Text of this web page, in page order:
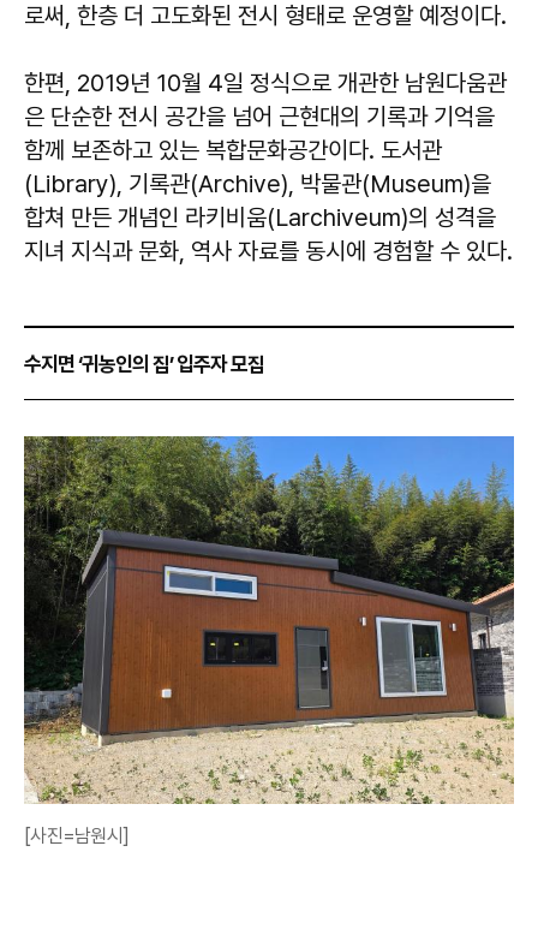
로써, 한층 더 고도화된 전시 형태로 운영할 예정이다.
한편, 2019년 10월 4일 정식으로 개관한 남원다움관
은 단순한 전시 공간을 넘어 근현대의 기록과 기억을
함께 보존하고 있는 복합문화공간이다. 도서관
(Library), 기록관(Archive), 박물관(Museum)을
합쳐 만든 개념인 라키비움(Larchiveum)의 성격을
지녀 지식과 문화, 역사 자료를 동시에 경험할 수 있다.
수지면 ‘귀농인의 집’ 입주자 모집
[사진=남원시]